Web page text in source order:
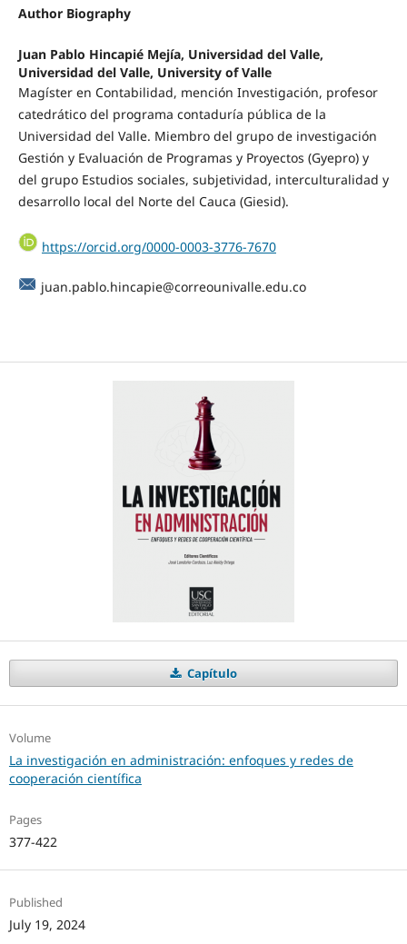
Author Biography
Juan Pablo Hincapié Mejía, Universidad del Valle,
Universidad del Valle, University of Valle
Magíster en Contabilidad, mención Investigación, profesor
catedrático del programa contaduría pública de la
Universidad del Valle. Miembro del grupo de investigación
Gestión y Evaluación de Programas y Proyectos (Gyepro) y
del grupo Estudios sociales, subjetividad, interculturalidad y
desarrollo local del Norte del Cauca (Giesid).
https://orcid.org/0000-0003-3776-7670
juan.pablo.hincapie@correounivalle.edu.co
Capítulo
Volume
La investigación en administración: enfoques y redes de
cooperación científica
Pages
377-422
Published
July 19, 2024